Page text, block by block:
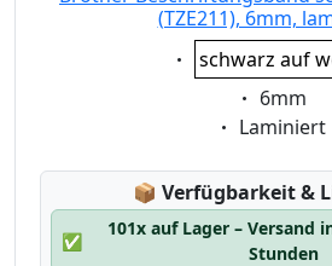
(TZE211), 6mm,
Eigenschaft:
schwarz auf
Eigenschaft:
6mm
Eigenschaft:
Laminiert
📦 Lagerstatus:
Verfügbarkeit &
✅
101x auf Lager – Versand
Stunden